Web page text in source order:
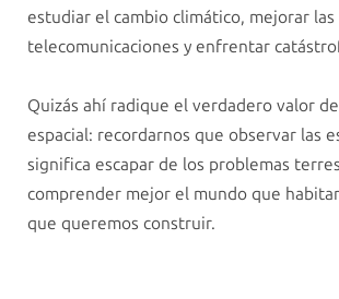
estudiar el cambio climático, mejorar las
telecomunicaciones y enfrentar
Quizás ahí radique el verdadero valor
espacial: recordarnos que observar las
significa escapar de los problemas
comprender mejor el mundo que
que queremos construir.